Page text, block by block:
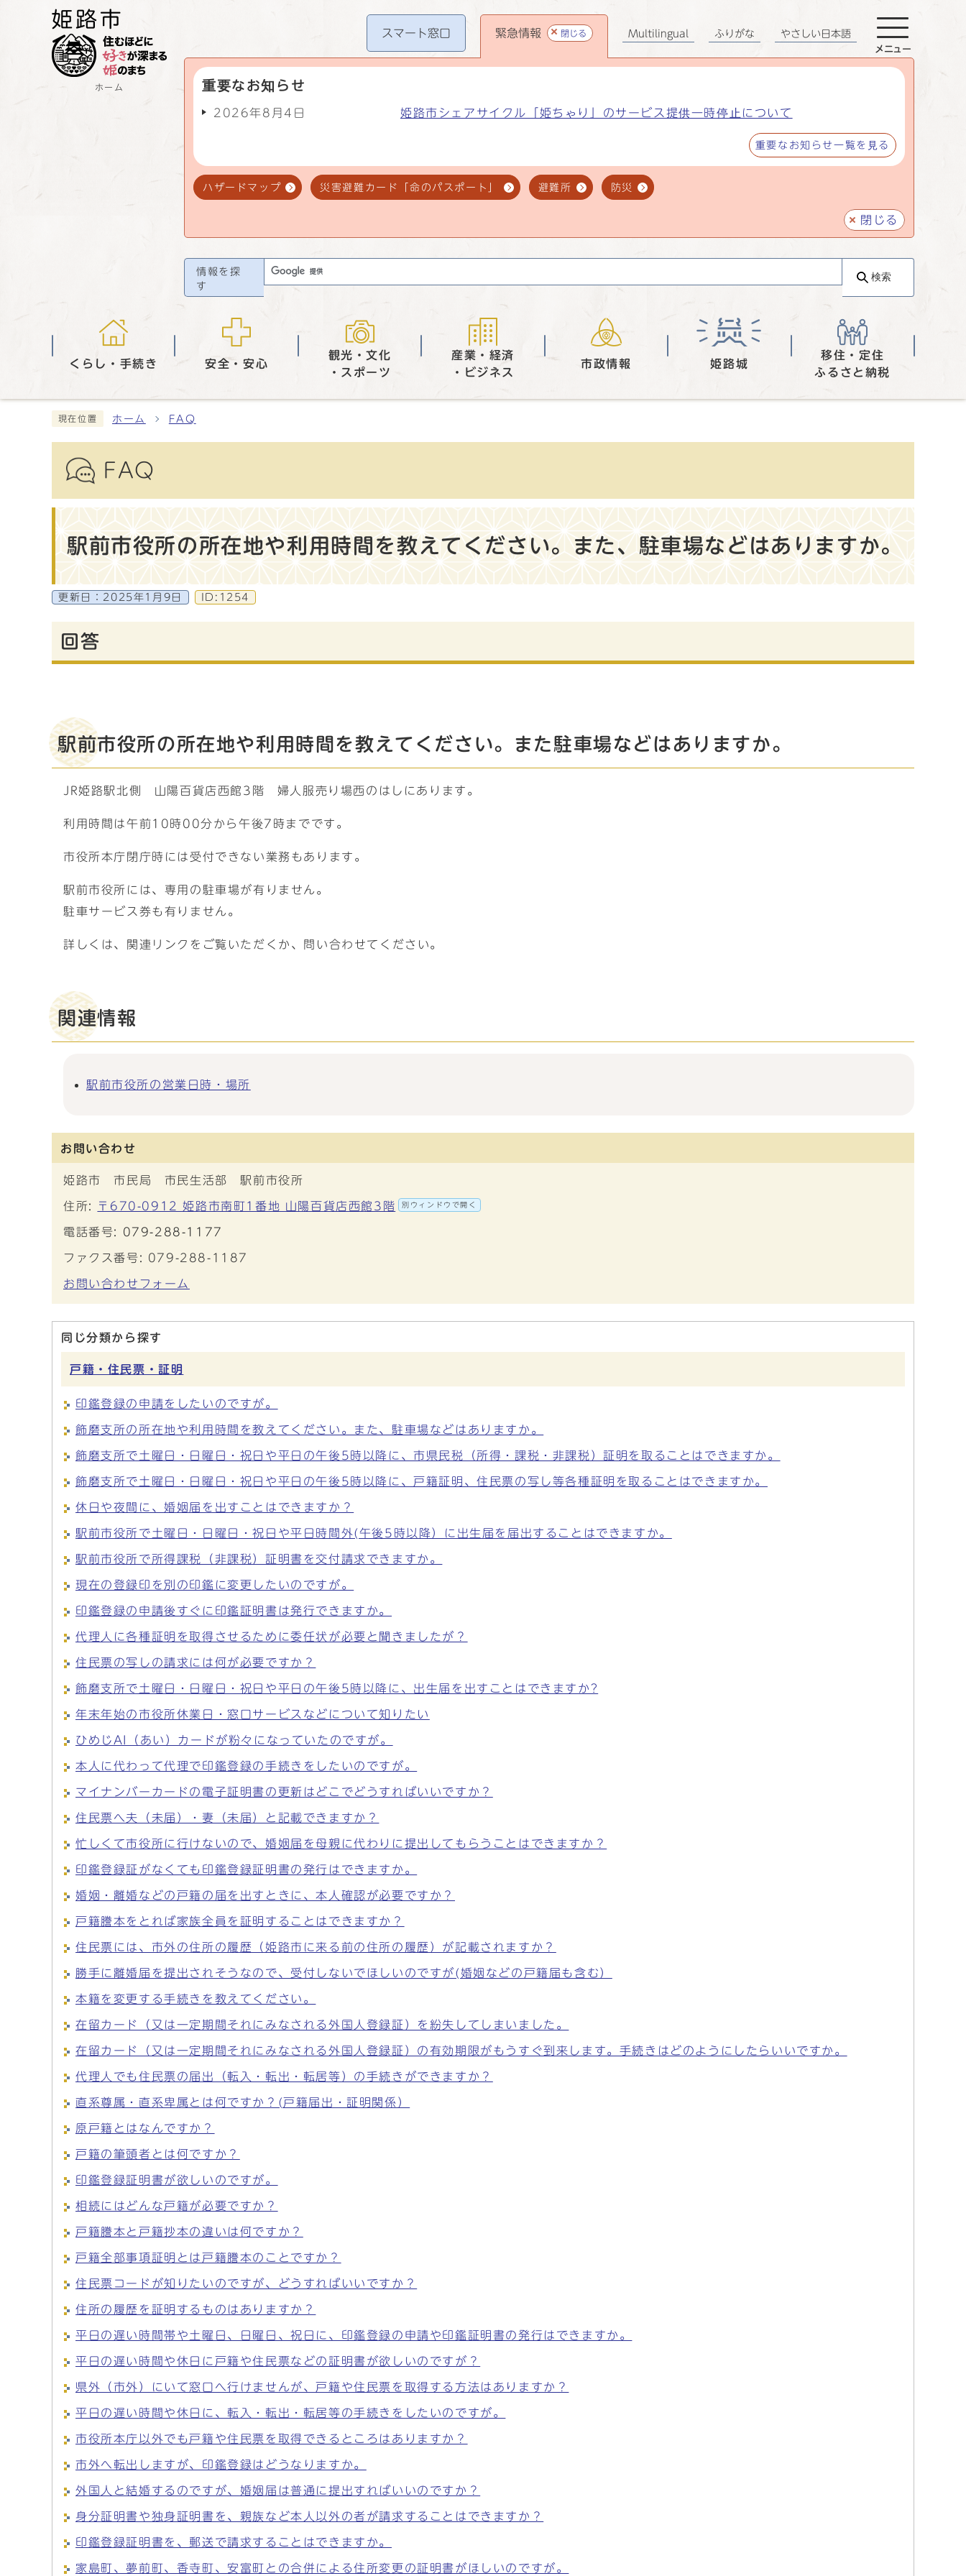
ホーム
スマート窓口 緊急情報 閉じる
重要なお知らせ
2026年8月4日 姫路市シェアサイクル「姫ちゃり」のサービス提供一時停止について
重要なお知らせ一覧を見る
ハザードマップ 災害避難カード「命のパスポート」 避難所 防災
閉じる
Multilingual ふりがな やさしい日本語
メニュー
情報を探
す
検索
くらし・手続き 安全・安心
観光・文化
・スポーツ
産業・経済
・ビジネス
市政情報 姫路城
移住・定住
ふるさと納税
現在位置 ホーム FAQ
FAQ
駅前市役所の所在地や利用時間を教えてください。また、駐車場などはありますか。
更新日： 2025年1月9日 ID:1254
回答
駅前市役所の所在地や利用時間を教えてください。また駐車場などはありますか。
JR姫路駅北側 山陽百貨店西館3階 婦人服売り場西のはしにあります。
利用時間は午前10時00分から午後7時までです。
市役所本庁閉庁時には受付できない業務もあります。
駅前市役所には、専用の駐車場が有りません。
駐車サービス券も有りません。
詳しくは、関連リンクをご覧いただくか、問い合わせてください。
関連情報
駅前市役所の営業日時・場所
お問い合わせ
姫路市 市民局 市民生活部 駅前市役所
住所: 〒670-0912 姫路市南町1番地 山陽百貨店西館3階 別ウィンドウで開く
電話番号: 079-288-1177
ファクス番号: 079-288-1187
お問い合わせフォーム
同じ分類から探す
戸籍・住民票・証明
印鑑登録の申請をしたいのですが。
飾磨支所の所在地や利用時間を教えてください。また、駐車場などはありますか。
飾磨支所で土曜日・日曜日・祝日や平日の午後5時以降に、市県民税（所得・課税・非課税）証明を取ることはできますか。
飾磨支所で土曜日・日曜日・祝日や平日の午後5時以降に、戸籍証明、住民票の写し等各種証明を取ることはできますか。
休日や夜間に、婚姻届を出すことはできますか？
駅前市役所で土曜日・日曜日・祝日や平日時間外(午後5時以降）に出生届を届出することはできますか。
駅前市役所で所得課税（非課税）証明書を交付請求できますか。
現在の登録印を別の印鑑に変更したいのですが。
印鑑登録の申請後すぐに印鑑証明書は発行できますか。
代理人に各種証明を取得させるために委任状が必要と聞きましたが？
住民票の写しの請求には何が必要ですか？
飾磨支所で土曜日・日曜日・祝日や平日の午後5時以降に、出生届を出すことはできますか?
年末年始の市役所休業日・窓口サービスなどについて知りたい
ひめじAI（あい）カードが粉々になっていたのですが。
本人に代わって代理で印鑑登録の手続きをしたいのですが。
マイナンバーカードの電子証明書の更新はどこでどうすればいいですか？
住民票へ夫（未届）・妻（未届）と記載できますか？
忙しくて市役所に行けないので、婚姻届を母親に代わりに提出してもらうことはできますか？
印鑑登録証がなくても印鑑登録証明書の発行はできますか。
婚姻・離婚などの戸籍の届を出すときに、本人確認が必要ですか？
戸籍謄本をとれば家族全員を証明することはできますか？
住民票には、市外の住所の履歴（姫路市に来る前の住所の履歴）が記載されますか？
勝手に離婚届を提出されそうなので、受付しないでほしいのですが(婚姻などの戸籍届も含む）
本籍を変更する手続きを教えてください。
在留カード（又は一定期間それにみなされる外国人登録証）を紛失してしまいました。
在留カード（又は一定期間それにみなされる外国人登録証）の有効期限がもうすぐ到来します。手続きはどのようにしたらいいですか。
代理人でも住民票の届出（転入・転出・転居等）の手続きができますか？
直系尊属・直系卑属とは何ですか？(戸籍届出・証明関係）
原戸籍とはなんですか？
戸籍の筆頭者とは何ですか？
印鑑登録証明書が欲しいのですが。
相続にはどんな戸籍が必要ですか？
戸籍謄本と戸籍抄本の違いは何ですか？
戸籍全部事項証明とは戸籍謄本のことですか？
住民票コードが知りたいのですが、どうすればいいですか？
住所の履歴を証明するものはありますか？
平日の遅い時間帯や土曜日、日曜日、祝日に、印鑑登録の申請や印鑑証明書の発行はできますか。
平日の遅い時間や休日に戸籍や住民票などの証明書が欲しいのですが？
県外（市外）にいて窓口へ行けませんが、戸籍や住民票を取得する方法はありますか？
平日の遅い時間や休日に、転入・転出・転居等の手続きをしたいのですが。
市役所本庁以外でも戸籍や住民票を取得できるところはありますか？
市外へ転出しますが、印鑑登録はどうなりますか。
外国人と結婚するのですが、婚姻届は普通に提出すればいいのですか？
身分証明書や独身証明書を、親族など本人以外の者が請求することはできますか？
印鑑登録証明書を、郵送で請求することはできますか。
家島町、夢前町、香寺町、安富町との合併による住所変更の証明書がほしいのですが。